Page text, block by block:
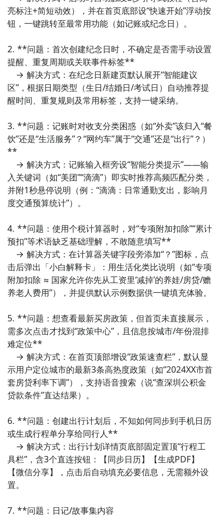
亮标注+简短动效），并在首页底部设“快速开始”浮动按
钮，一键跳转至最常用功能（如记账或纪念日）。
2. **问题：首次创建纪念日时，不确定是否需手动设置
提醒、重复周期或关联事件标签**
→ 解决方式：在纪念日新建页默认展开“智能建议
区”，根据日期类型（生日/结婚日/考试日）自动推荐提
醒时间、重复规则及常用标签，支持一键采纳。
3. **问题：记账时对收支分类困惑（如“外卖”该归入“餐
饮”还是“生活服务”？“网约车”属于“交通”还是“出行”？）
**
→ 解决方式：记账输入框旁设“智能分类提示”——输
入关键词（如“美团”“滴滴”）即实时推荐高频匹配分类，
并附1秒悬停说明（例：“滴滴：日常通勤支出，影响月
度交通预算统计”）。
4. **问题：使用个税计算器时，对“专项附加扣除”“累计
预扣”等术语缺乏基础理解，不敢随意填写**
→ 解决方式：在计算器关键字段旁添加“？”图标，点
击后弹出「小白解释卡」：用生活化类比说明（如“专项
附加扣除 ≈ 国家允许你先从工资里‘减掉’的养娃/房贷/赡
养老人费用”），并提供默认示例数据供一键填充体验。
5. **问题：想查看最新买房政策，但首页未直接展示，
需多次点击才找到“政策中心”，且信息按城市/年份混排
难定位**
→ 解决方式：在首页顶部增设“政策速查栏”，默认显
示用户定位城市的最新3条高热度政策（如“2024XX市首
套房贷利率下调”），支持语音搜索（说“查深圳公积金
贷款条件”直达结果）。
6. **问题：创建出行计划后，不知如何同步到手机日历
或生成行程单分享给同行人**
→ 解决方式：出行计划详情页底部固定置顶“行程工
具栏”，含3个直连按钮：【同步日历】【生成PDF】
【微信分享】，点击后自动填充必要信息，无需额外设
置。
7. **问题：日记/故事集内容